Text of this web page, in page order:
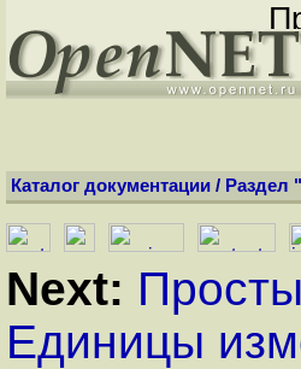
Каталог документации / Раздел
Next:
Единицы